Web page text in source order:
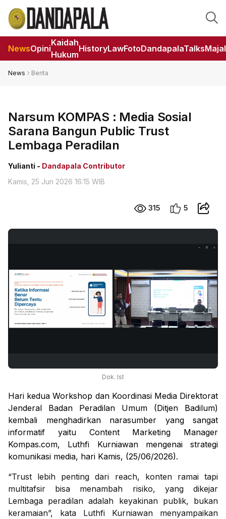
NewsOpini
Kaidah
Hukum
HistoryLawFotoDandapalaTalks
News Berita
Narsum KOMPAS : Media Sosial
Sarana Bangun Public Trust
Lembaga Peradilan
Yulianti - Dandapala Contributor
Kamis, 25 Jun 2026 16:15 WIB
315 5
Dok. Ist
Hari kedua Workshop dan Koordinasi Media Direktorat
Jenderal Badan Peradilan Umum (Ditjen Badilum)
kembali menghadirkan narasumber yang sangat
informatif yaitu Content Marketing Manager
Kompas.com, Luthfi Kurniawan mengenai strategi
komunikasi media, hari Kamis, (25/06/2026).
“Trust lebih penting dari reach, konten ramai tapi
multitafsir bisa menambah risiko, yang dikejar
Lembaga peradilan adalah keyakinan publik, bukan
keramaian”, kata Luthfi Kurniawan menyampaikan